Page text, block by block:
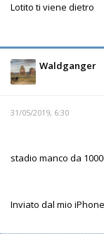
Lotito ti viene dietro
Waldganger
31/05/2019, 6:30
stadio manco da
Inviato dal mio